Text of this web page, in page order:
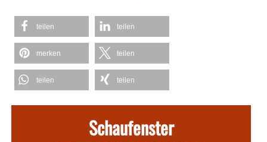
teilen teilen
merken teilen
teilen teilen
Schaufenster